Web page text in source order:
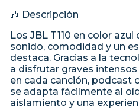
🎶 Descripción
Los JBL T110 en color
sonido, comodidad y un
destaca. Gracias a la
a disfrutar graves
en cada canción, podcast
se adapta fácilmente al
aislamiento y una